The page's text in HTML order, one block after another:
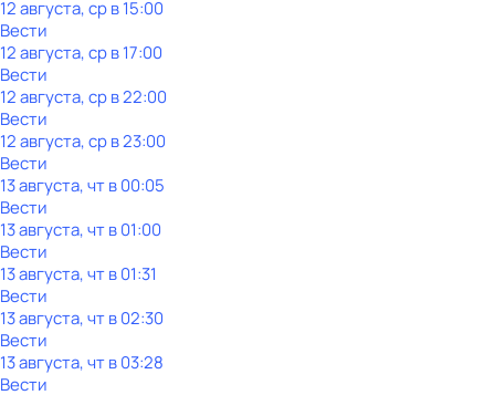
12 августа, ср в 15:00
Вести
12 августа, ср в 17:00
Вести
12 августа, ср в 22:00
Вести
12 августа, ср в 23:00
Вести
13 августа, чт в 00:05
Вести
13 августа, чт в 01:00
Вести
13 августа, чт в 01:31
Вести
13 августа, чт в 02:30
Вести
13 августа, чт в 03:28
Вести